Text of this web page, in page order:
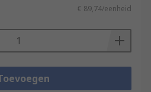
€ 89,74/eenheid